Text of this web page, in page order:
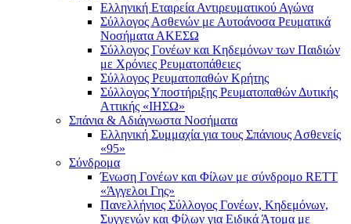
Ελληνική Εταιρεία Αντιρευματικού Αγώνα
Σύλλογος Ασθενών με Αυτοάνοσα Ρευματικά
Νοσήματα ΑΚΕΣΩ
Σύλλογος Γονέων και Κηδεμόνων των Παιδιών
με Χρόνιες Ρευματοπάθειες
Σύλλογος Ρευματοπαθών Κρήτης
Σύλλογος Υποστήριξης Ρευματοπαθών Δυτικής
Αττικής «ΙΗΣΩ»
Σπάνια & Αδιάγνωστα Νοσήματα
Ελληνική Συμμαχία για τους Σπάνιους Ασθενείς
«95»
Σύνδρομα
Ένωση Γονέων και Φίλων με σύνδρομο RETT
«Άγγελοι Γης»
Πανελλήνιος Σύλλογος Γονέων, Κηδεμόνων,
Συγγενών και Φίλων για Ειδικά Άτομα με